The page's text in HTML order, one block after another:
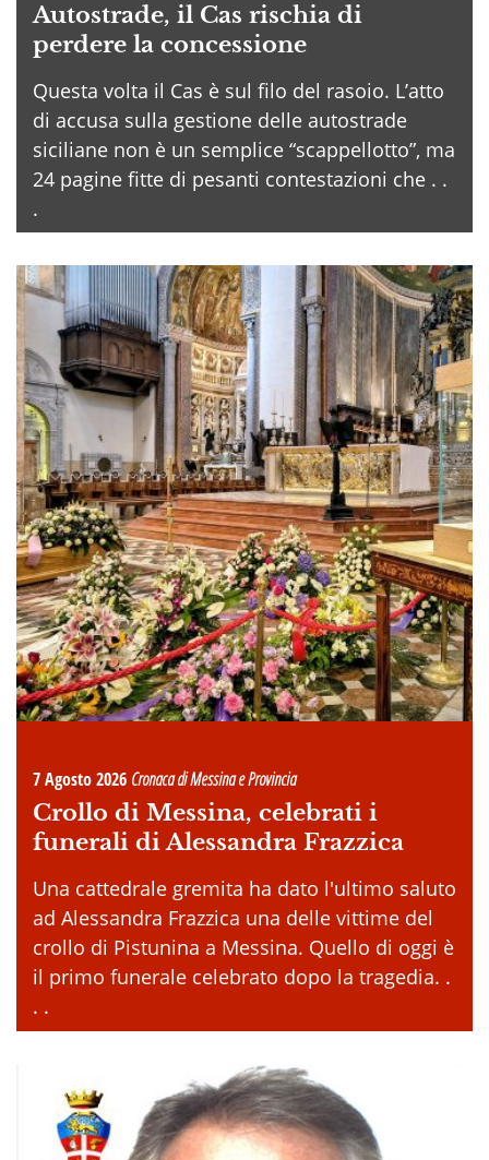
Autostrade, il Cas rischia di
perdere la concessione
Questa volta il Cas è sul filo del rasoio. L’atto
di accusa sulla gestione delle autostrade
siciliane non è un semplice “scappellotto”, ma
24 pagine fitte di pesanti contestazioni che . .
.
7 Agosto 2026 Cronaca di Messina e Provincia
Crollo di Messina, celebrati i
funerali di Alessandra Frazzica
Una cattedrale gremita ha dato l'ultimo saluto
ad Alessandra Frazzica una delle vittime del
crollo di Pistunina a Messina. Quello di oggi è
il primo funerale celebrato dopo la tragedia. .
. .